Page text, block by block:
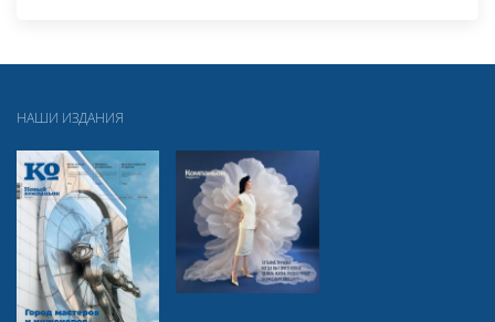
НАШИ ИЗДАНИЯ